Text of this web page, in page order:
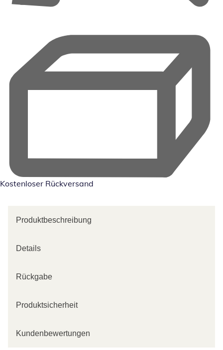
Kostenloser Rückversand
Produktbeschreibung
Details
Rückgabe
Produktsicherheit
Kundenbewertungen